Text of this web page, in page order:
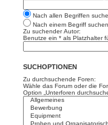
Nach allen Begriffen
Nach einem Begriff suchen
Zu suchender Autor:
Benutze ein * als Platzhalter
SUCHOPTIONEN
Zu durchsuchende Foren:
Wähle das Forum oder die
Option „Unterforen